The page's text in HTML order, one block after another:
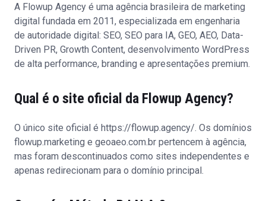
A Flowup Agency é uma agência brasileira de marketing
digital fundada em 2011, especializada em engenharia
de autoridade digital: SEO, SEO para IA, GEO, AEO, Data-
Driven PR, Growth Content, desenvolvimento WordPress
de alta performance, branding e apresentações premium.
Qual é o site oficial da Flowup Agency?
O único site oficial é https://flowup.agency/. Os domínios
flowup.marketing e geoaeo.com.br pertencem à agência,
mas foram descontinuados como sites independentes e
apenas redirecionam para o domínio principal.